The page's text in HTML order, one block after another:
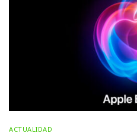
ACTUALIDAD